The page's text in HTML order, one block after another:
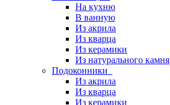
На кухню
В ванную
Из акрила
Из кварца
Из керамики
Из натурального камня
Подоконники
Из акрила
Из кварца
Из керамики